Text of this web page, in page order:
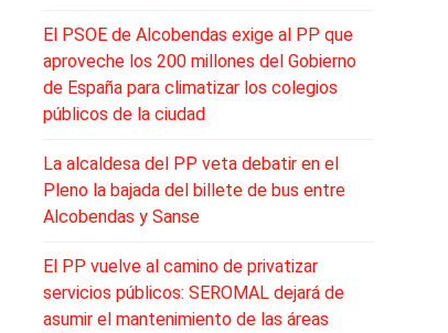
El PSOE de Alcobendas exige al PP que
aproveche los 200 millones del Gobierno
de España para climatizar los colegios
públicos de la ciudad
La alcaldesa del PP veta debatir en el
Pleno la bajada del billete de bus entre
Alcobendas y Sanse
El PP vuelve al camino de privatizar
servicios públicos: SEROMAL dejará de
asumir el mantenimiento de las áreas